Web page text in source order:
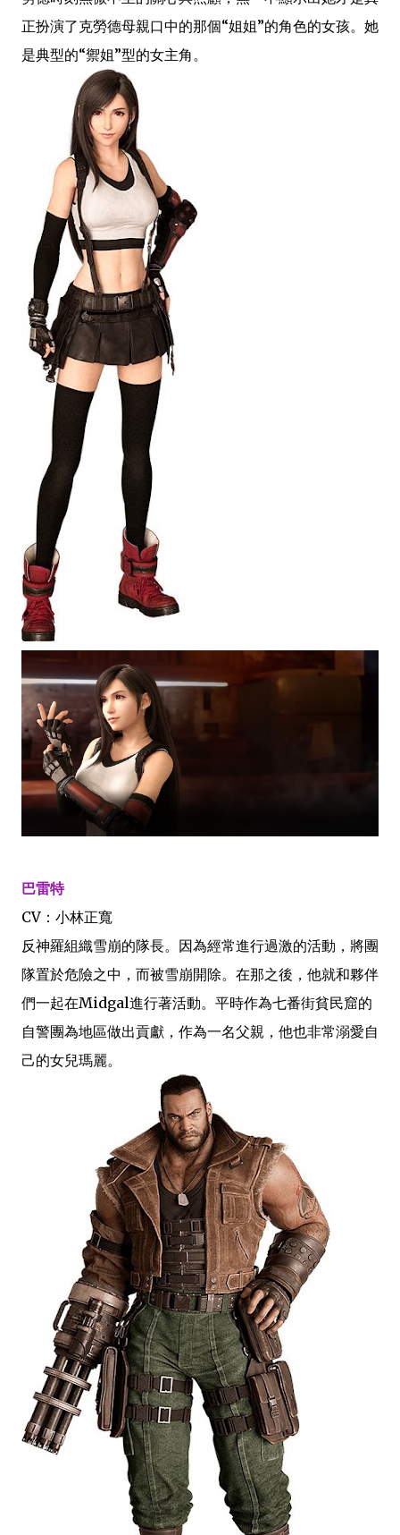
正扮演了克勞德母親口中的那個“姐姐”的角色的女孩。她
是典型的“禦姐”型的女主角。
巴雷特
CV：小林正寬
反神羅組織雪崩的隊長。因為經常進行過激的活動，將團
隊置於危險之中，而被雪崩開除。在那之後，他就和夥伴
們一起在Midgal進行著活動。平時作為七番街貧民窟的
自警團為地區做出貢獻，作為一名父親，他也非常溺愛自
己的女兒瑪麗。